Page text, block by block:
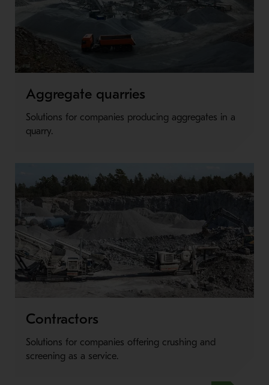
Aggregate quarries
Solutions for companies producing aggregates in a
quarry.
Contractors
Solutions for companies offering crushing and
screening as a service.